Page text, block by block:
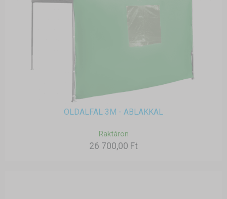
OLDALFAL 3M - ABLAKKAL
Raktáron
26 700,00 Ft